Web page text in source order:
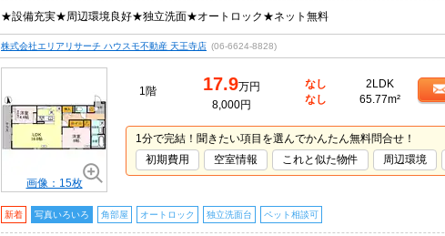
★設備充実★周辺環境良好★独立洗面★オートロック★ネット無料
株式会社エリアリサーチ ハウスモ不動産 天王寺店 (06-6624-8828)
画像：15枚
1階 17.9万円
8,000円
なし
なし
2LDK
65.77m²
1分で完結！聞きたい項目を選んでかんたん無料問合せ！
初期費用
空室情報 これと似た物件 周辺環境
新着 写真いろいろ 角部屋 オートロック 独立洗面台 ペット相談可